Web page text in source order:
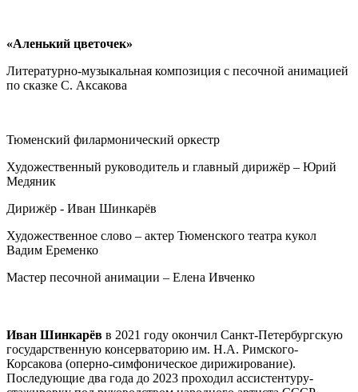
«Аленький цветочек»
Литературно-музыкальная композиция с песочной анимацией
по сказке С. Аксакова
Тюменский филармонический оркестр
Художественный руководитель и главный дирижёр – Юрий
Медяник
Дирижёр - Иван Шинкарёв
Художественное слово – актер Тюменского театра кукол
Вадим Еременко
Мастер песочной анимации – Елена Ивченко
Иван Шинкарёв в 2021 году окончил Санкт-Петербургскую
государственную консерваторию им. Н.А. Римского-
Корсакова (оперно-симфоническое дирижирование).
Последующие два года до 2023 проходил ассистентуру-